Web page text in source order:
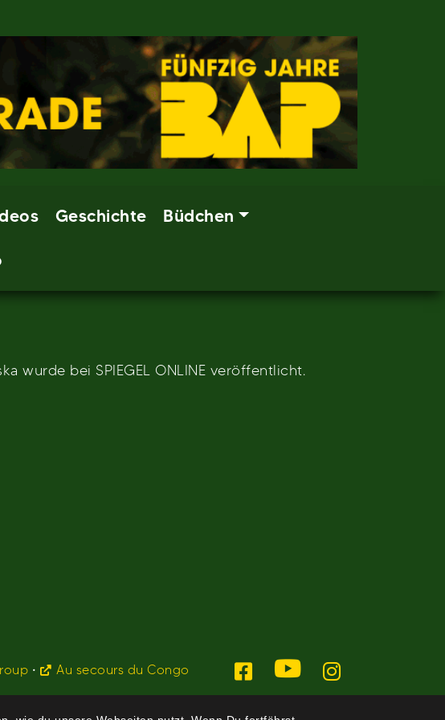
Geschichte Büdchen
wurde bei SPIEGEL ONLINE veröffentlicht.
• Au secours du Congo